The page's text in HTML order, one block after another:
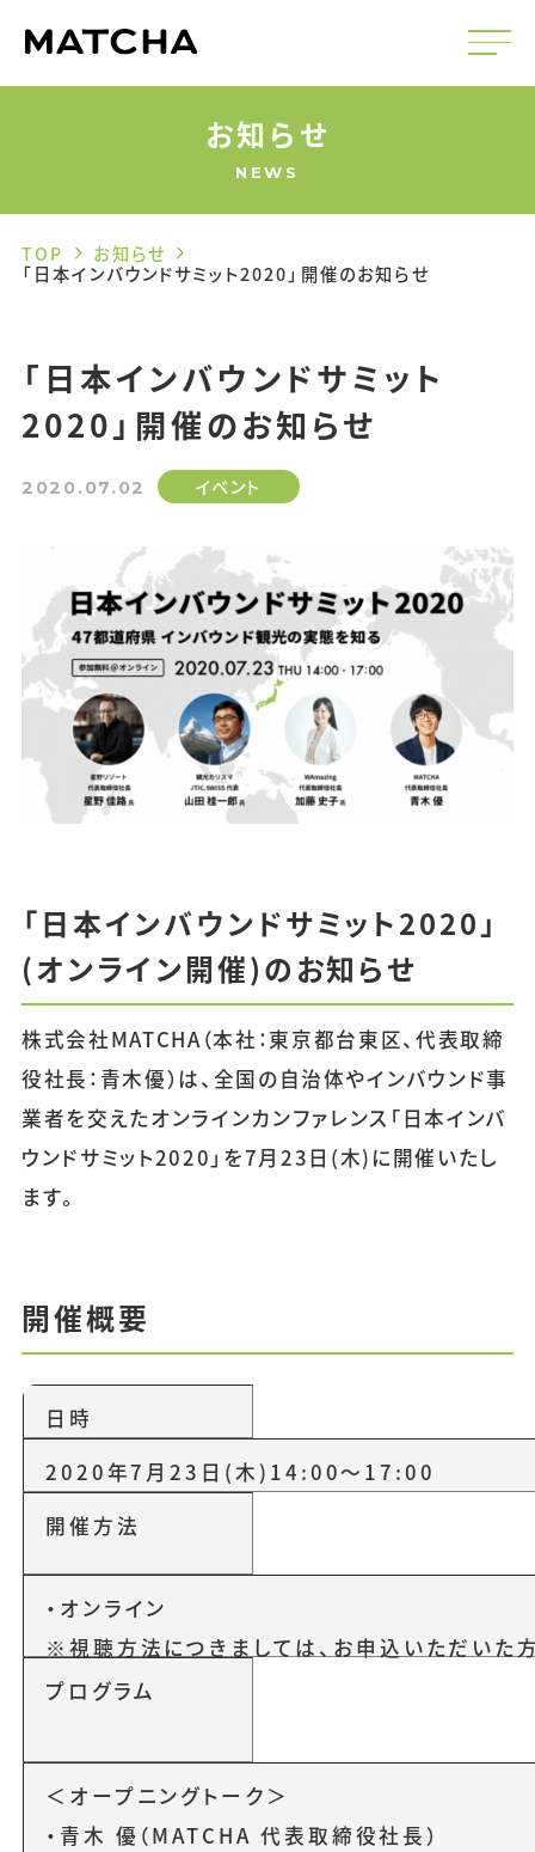
お知らせ
NEWS
TOP
お知らせ
「日本インバウンドサミット2020」開催のお知らせ
「日本インバウンドサミット
2020」開催のお知らせ
2020.07.02 イベント
「日本インバウンドサミット2020」
(オンライン開催)のお知らせ
株式会社MATCHA（本社：東京都台東区、代表取締
役社長：青木優）は、全国の自治体やインバウンド事
業者を交えたオンラインカンファレンス「日本インバ
ウンドサミット2020」を7月23日(木)に開催いたし
ます。
開催概要
日時
2020年7月23日(木)14:00〜17:00
開催方法
・オンライン
※視聴方法につきましては、お申込いただいた
プログラム
＜オープニングトーク＞
・青木 優（MATCHA 代表取締役社長）